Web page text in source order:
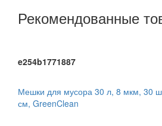
Рекомендованные
e254b1771887
Мешки для мусора 30 л, 8 мкм, 30
см, GreenClean